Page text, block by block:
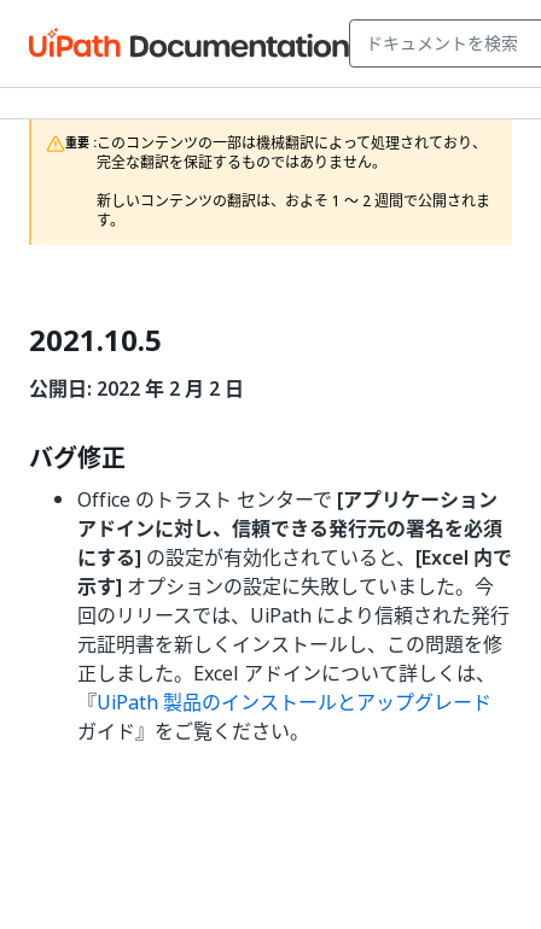
重要 :このコンテンツの一部は機械翻訳によって処理されており、
完全な翻訳を保証するものではありません。
新しいコンテンツの翻訳は、およそ 1 ～ 2 週間で公開されま
す。
2021.10.5
公開日: 2022 年 2 月 2 日
バグ修正
Office のトラスト センターで [アプリケーション
アドインに対し、信頼できる発行元の署名を必須
にする] の設定が有効化されていると、 [Excel 内で
示す] オプションの設定に失敗していました。今
回のリリースでは、UiPath により信頼された発行
元証明書を新しくインストールし、この問題を修
正しました。Excel アドインについて詳しくは、
『UiPath 製品のインストールとアップグレード
ガイド』をご覧ください。